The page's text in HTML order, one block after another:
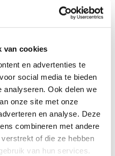
van cookies
en advertenties te
social media te bieden
analyseren. Ook delen we
onze site met onze
en analyse. Deze
combineren met andere
of die ze hebben
van hun services.
bezichtigen dan bent u van
in Huizen. Wij kunnen u
hiervoor even contact met ons
of bel ons: 035 7513098
Xaviera
is 6 tot 8 weken.